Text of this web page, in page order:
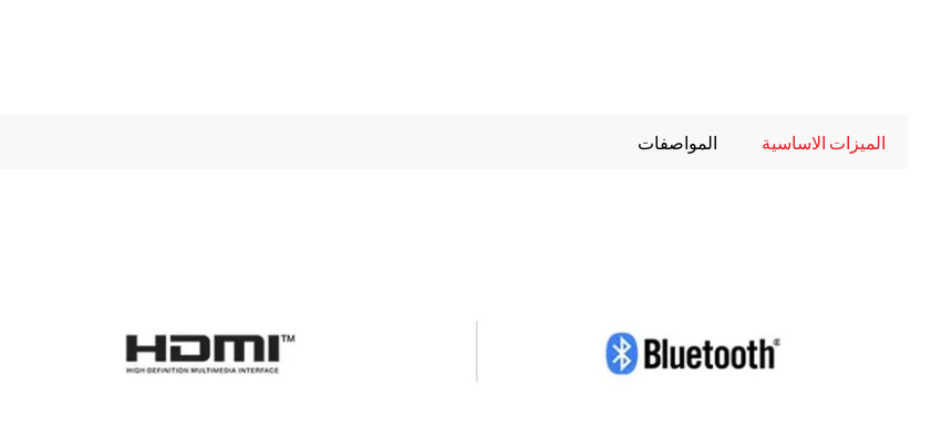
الميزات الاساسية المواصفات